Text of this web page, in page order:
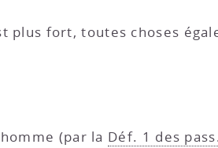
plus fort, toutes choses
(par la Déf. 1 des pass.